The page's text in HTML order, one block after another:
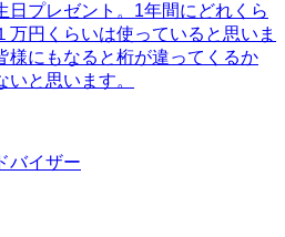
日プレゼント。1年間にどれくら
万円くらいは使っていると思いま
様にもなると桁が違ってくるか
と思います。
バイザー